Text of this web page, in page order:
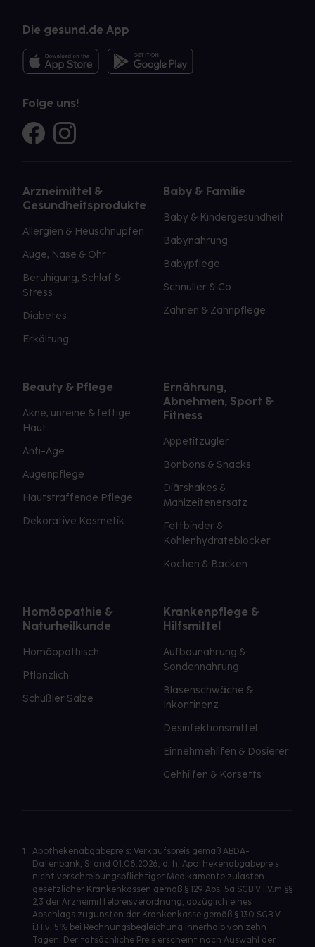
Die gesund.de App
Folge uns!
Arzneimittel &
Gesundheitsprodukte
Allergien & Heuschnupfen
Auge, Nase & Ohr
Beruhigung, Schlaf &
Stress
Diabetes
Erkältung
Baby & Familie
Baby & Kindergesundheit
Babynahrung
Babypflege
Schnuller & Co.
Zahnen & Zahnpflege
Beauty & Pflege
Akne, unreine & fettige
Haut
Anti-Age
Augenpflege
Hautstraffende Pflege
Dekorative Kosmetik
Ernährung,
Abnehmen, Sport &
Fitness
Appetitzügler
Bonbons & Snacks
Diätshakes &
Mahlzeitenersatz
Fettbinder &
Kohlenhydrateblocker
Kochen & Backen
Homöopathie &
Naturheilkunde
Homöopathisch
Pflanzlich
Schüßler Salze
Krankenpflege &
Hilfsmittel
Aufbaunahrung &
Sondennahrung
Blasenschwäche &
Inkontinenz
Desinfektionsmittel
Einnehmehilfen & Dosierer
Gehhilfen & Korsetts
1
Apothekenabgabepreis: Verkaufspreis gemäß ABDA-
Datenbank, Stand 01.08.2026, d. h. Apothekenabgabepreis
nicht verschreibungspflichtiger Medikamente zulasten
gesetzlicher Krankenkassen gemäß § 129 Abs. 5a SGB V i.V.m §§
2,3 der Arzneimittelpreisverordnung, abzüglich eines
Abschlags zugunsten der Krankenkasse gemäß § 130 SGB V
i.H.v. 5% bei Rechnungsbegleichung innerhalb von zehn
Tagen. Der tatsächliche Preis erscheint nach Auswahl der